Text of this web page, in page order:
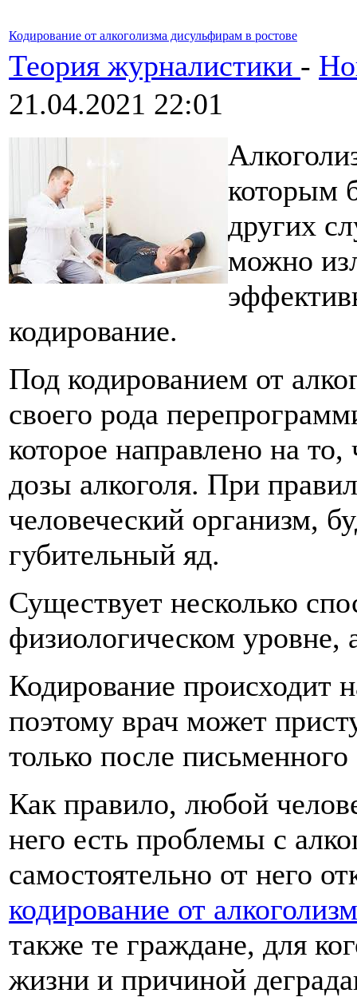
Кодирование от алкоголизма дисульфирам в ростове
Теория журналистики -
21.04.2021 22:01
которым
других
можно
кодирование.
Под кодированием от
своего рода
которое направлено на
дозы алкоголя. При
человеческий организм,
губительный яд.
Существует несколько
физиологическом уровне,
Кодирование происходит
поэтому врач может
только после
Как правило, любой
него есть проблемы с
самостоятельно от него
кодирование от
также те граждане, для
жизни и причиной